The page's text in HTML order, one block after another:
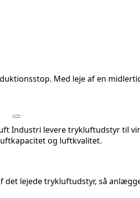
Med leje af en
Industri levere trykluftudstyr til
og luftkvalitet.
lejede trykluftudstyr, så